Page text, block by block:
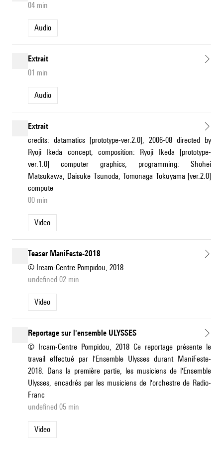
04 min
Audio
Extrait
01 min
Audio
Extrait
credits: datamatics [prototype-ver.2.0], 2006-08 directed by
Ryoji Ikeda concept, composition: Ryoji Ikeda [prototype-
ver.1.0] computer graphics, programming: Shohei
Matsukawa, Daisuke Tsunoda, Tomonaga Tokuyama [ver.2.0]
compute
00 min
Video
Teaser ManiFeste-2018
© Ircam-Centre Pompidou, 2018
undefined 02 min
Video
Reportage sur l'ensemble ULYSSES
© Ircam-Centre Pompidou, 2018 Ce reportage présente le
travail effectué par l'Ensemble Ulysses durant ManiFeste-
2018. Dans la première partie, les musiciens de l'Ensemble
Ulysses, encadrés par les musiciens de l'orchestre de Radio-
Franc
undefined 05 min
Video